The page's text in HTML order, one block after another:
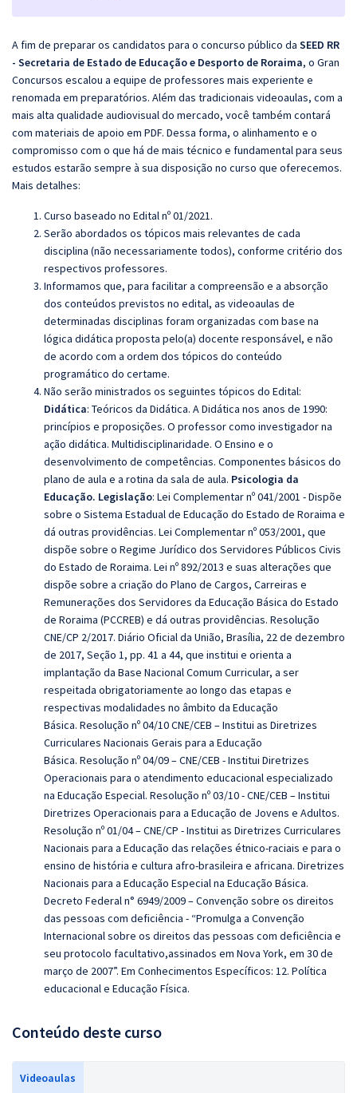
A fim de preparar os candidatos para o concurso público da SEED RR
- Secretaria de Estado de Educação e Desporto de Roraima, o Gran
Concursos escalou a equipe de professores mais experiente e
renomada em preparatórios. Além das tradicionais videoaulas, com a
mais alta qualidade audiovisual do mercado, você também contará
com materiais de apoio em PDF. Dessa forma, o alinhamento e o
compromisso com o que há de mais técnico e fundamental para seus
estudos estarão sempre à sua disposição no curso que oferecemos.
Mais detalhes:
Curso baseado no Edital nº 01/2021.
Serão abordados os tópicos mais relevantes de cada
disciplina (não necessariamente todos), conforme critério dos
respectivos professores.
Informamos que, para facilitar a compreensão e a absorção
dos conteúdos previstos no edital, as videoaulas de
determinadas disciplinas foram organizadas com base na
lógica didática proposta pelo(a) docente responsável, e não
de acordo com a ordem dos tópicos do conteúdo
programático do certame.
Não serão ministrados os seguintes tópicos do Edital:
Didática: Teóricos da Didática. A Didática nos anos de 1990:
princípios e proposições. O professor como investigador na
ação didática. Multidisciplinaridade. O Ensino e o
desenvolvimento de competências. Componentes básicos do
plano de aula e a rotina da sala de aula. Psicologia da
Educação. Legislação: Lei Complementar nº 041/2001 - Dispõe
sobre o Sistema Estadual de Educação do Estado de Roraima e
dá outras providências. Lei Complementar nº 053/2001, que
dispõe sobre o Regime Jurídico dos Servidores Públicos Civis
do Estado de Roraima. Lei nº 892/2013 e suas alterações que
dispõe sobre a criação do Plano de Cargos, Carreiras e
Remunerações dos Servidores da Educação Básica do Estado
de Roraima (PCCREB) e dá outras providências. Resolução
CNE/CP 2/2017. Diário Oficial da União, Brasília, 22 de dezembro
de 2017, Seção 1, pp. 41 a 44, que institui e orienta a
implantação da Base Nacional Comum Curricular, a ser
respeitada obrigatoriamente ao longo das etapas e
respectivas modalidades no âmbito da Educação
Básica. Resolução nº 04/10 CNE/CEB – Institui as Diretrizes
Curriculares Nacionais Gerais para a Educação
Básica. Resolução nº 04/09 – CNE/CEB - Institui Diretrizes
Operacionais para o atendimento educacional especializado
na Educação Especial. Resolução nº 03/10 - CNE/CEB – Institui
Diretrizes Operacionais para a Educação de Jovens e Adultos.
Resolução nº 01/04 – CNE/CP - Institui as Diretrizes Curriculares
Nacionais para a Educação das relações étnico-raciais e para o
ensino de história e cultura afro-brasileira e africana. Diretrizes
Nacionais para a Educação Especial na Educação Básica.
Decreto Federal n° 6949/2009 – Convenção sobre os direitos
das pessoas com deficiência - “Promulga a Convenção
Internacional sobre os direitos das pessoas com deficiência e
seu protocolo facultativo,assinados em Nova York, em 30 de
março de 2007”. Em Conhecimentos Específicos: 12. Política
educacional e Educação Física.
Conteúdo deste curso
Videoaulas